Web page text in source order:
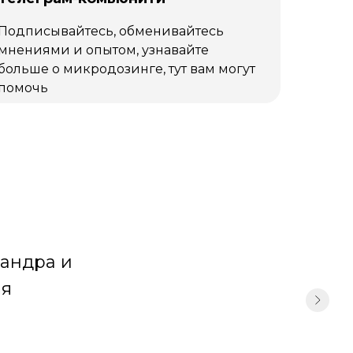
обменивайтесь
и опытом, узнавайте
о микродозинге, тут вам могут
и